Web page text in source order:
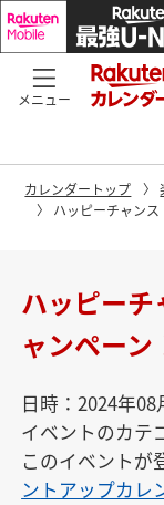
メニュー
カレンダートップ
ハッピーチャンス
ハッピー
ャンペーン
日時：2024年08
イベントのカテ
このイベントが
ントアップカレ